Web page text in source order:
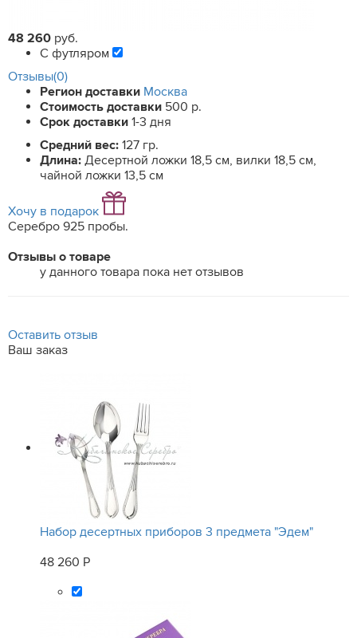
48 260 руб.
С футляром
Отзывы(0)
Регион доставки Москва
Стоимость доставки 500 р.
Срок доставки 1-3 дня
Средний вес: 127 гр.
Длина: Десертной ложки 18,5 см, вилки 18,5 см,
чайной ложки 13,5 см
Хочу в подарок
Серебро 925 пробы.
Отзывы о товаре
у данного товара пока нет отзывов
Оставить отзыв
Ваш заказ
Набор десертных приборов 3 предмета "Эдем"
48 260 Р